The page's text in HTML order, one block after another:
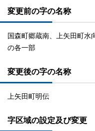
変更前の字の名称
国森町郷蔵南、上矢田町水
の各一部
変更後の字の名称
上矢田町明伝
字区域の設定及び変更